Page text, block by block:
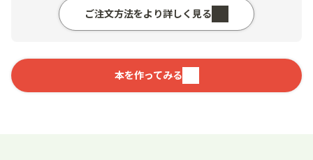
ご注文方法をより詳しく見る
本を作ってみる